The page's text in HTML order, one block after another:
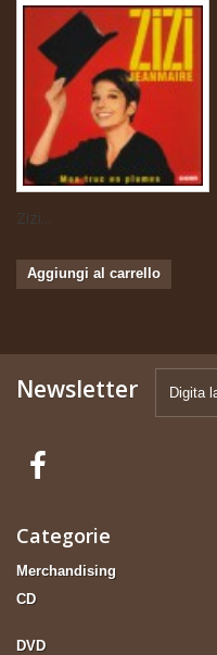
Zizi...
Aggiungi al carrello
Newsletter
Categorie
Merchandising
CD
DVD